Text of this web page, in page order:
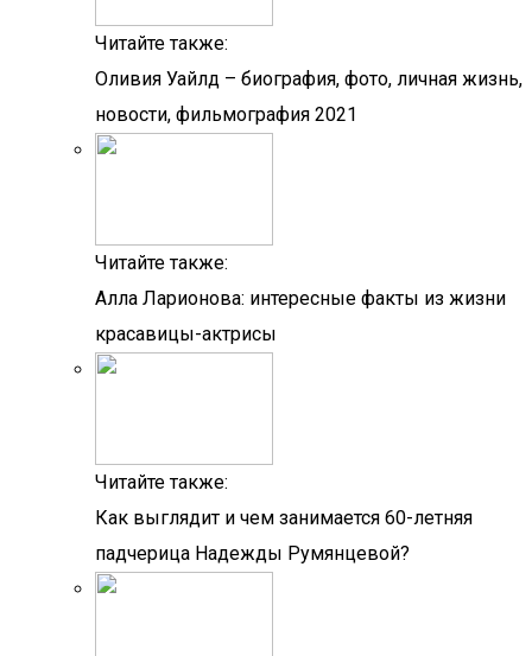
Читайте также:
Оливия Уайлд – биография, фото, личная жизнь,
новости, фильмография 2021
Читайте также:
Алла Ларионова: интересные факты из жизни
красавицы-актрисы
Читайте также:
Как выглядит и чем занимается 60-летняя
падчерица Надежды Румянцевой?